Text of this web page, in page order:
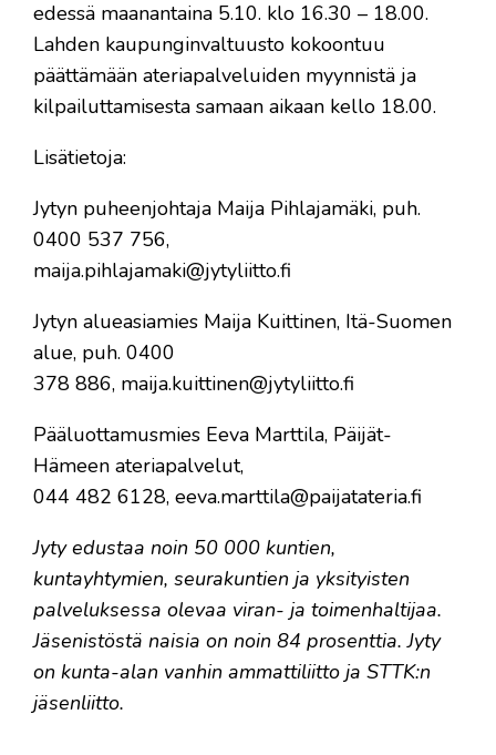
edessä maanantaina 5.10. klo 16.30 – 18.00.
Lahden kaupunginvaltuusto kokoontuu
päättämään ateriapalveluiden myynnistä ja
kilpailuttamisesta samaan aikaan kello 18.00.
Lisätietoja:
Jytyn puheenjohtaja Maija Pihlajamäki, puh.
0400 537 756,
maija.pihlajamaki@jytyliitto.fi
Jytyn alueasiamies Maija Kuittinen, Itä-Suomen
alue, puh. 0400
378 886, maija.kuittinen@jytyliitto.fi
Pääluottamusmies Eeva Marttila, Päijät-
Hämeen ateriapalvelut,
044 482 6128, eeva.marttila@paijatateria.fi
Jyty edustaa noin 50 000 kuntien,
kuntayhtymien, seurakuntien ja yksityisten
palveluksessa olevaa viran- ja toimenhaltijaa.
Jäsenistöstä naisia on noin 84 prosenttia. Jyty
on kunta-alan vanhin ammattiliitto ja STTK:n
jäsenliitto.